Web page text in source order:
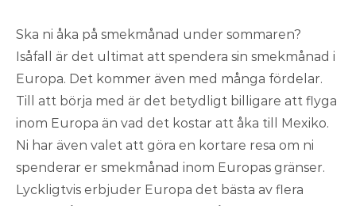
Ska ni åka på smekmånad under sommaren?
Isåfall är det ultimat att spendera sin smekmånad i
Europa. Det kommer även med många fördelar.
Till att börja med är det betydligt billigare att flyga
inom Europa än vad det kostar att åka till Mexiko.
Ni har även valet att göra en kortare resa om ni
spenderar er smekmånad inom Europas gränser.
Lyckligtvis erbjuder Europa det bästa av flera